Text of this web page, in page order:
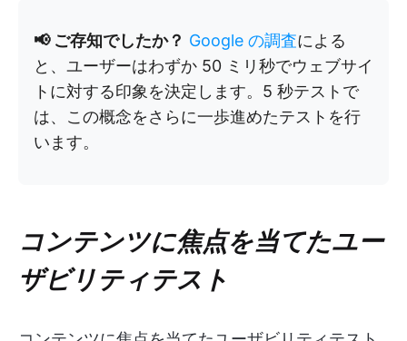
📢 ご存知でしたか？ Google の調査による
と、ユーザーはわずか 50 ミリ秒でウェブサイ
トに対する印象を決定します。5 秒テストで
は、この概念をさらに一歩進めたテストを行
います。
コンテンツに焦点を当てたユー
ザビリティテスト